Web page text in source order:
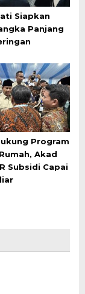
Siapkan
Panjang
Program
Akad
Subsidi Capai